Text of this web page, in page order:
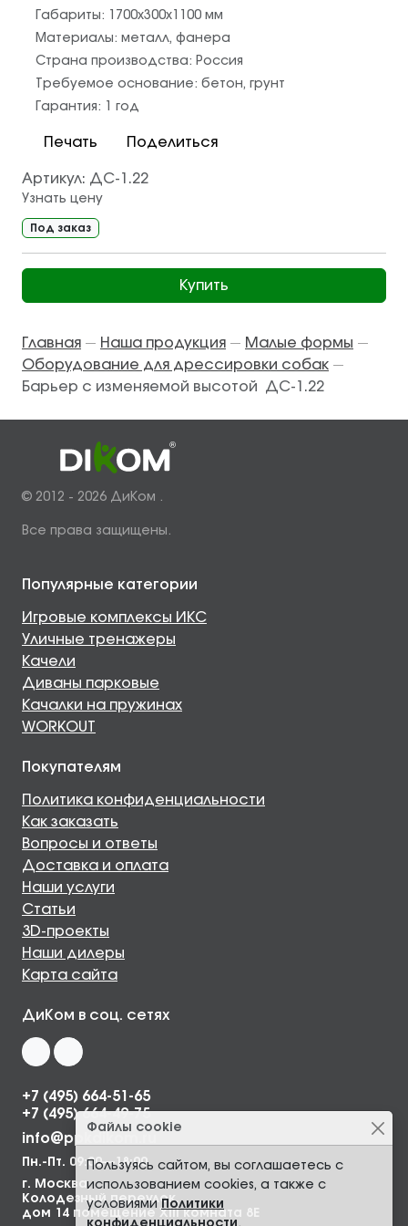
Габариты: 1700х300х1100 мм
Материалы: металл, фанера
Страна производства: Россия
Требуемое основание: бетон, грунт
Гарантия:
1 год
Печать Поделиться
Артикул: ДС-1.22
Узнать цену
Под заказ
Купить
Главная — Наша продукция — Малые формы —
Оборудование для дрессировки собак —
Барьер с изменяемой высотой ДС-1.22
© 2012 - 2026 ДиКом .
Все права защищены.
Файлы cookie
Пользуясь сайтом, вы соглашаетесь с
использованием cookies, а также с
условиями Политики
конфиденциальности .
Популярные категории
Игровые комплексы ИКС
Уличные тренажеры
Качели
Диваны парковые
Качалки на пружинах
WORKOUT
Покупателям
Политика конфиденциальности
Как заказать
Вопросы и ответы
Доставка и оплата
Наши услуги
Статьи
3D-проекты
Наши дилеры
Карта сайта
ДиКом в соц. сетях
+7 (495) 664-51-65
+7 (495) 664-49-75
info@ppkdikom.ru
Пн.-Пт. 09:00—18:00
г. Москва,
Колодезный переулок,
дом 14 помещение XIII комната 8Е